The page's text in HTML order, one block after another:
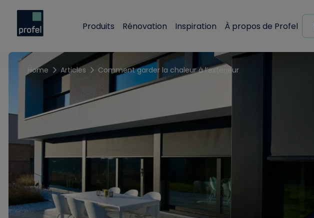
Produits Rénovation Inspiration À propos de Profel
Home Articles Comment garder la chaleur à l’extérieur